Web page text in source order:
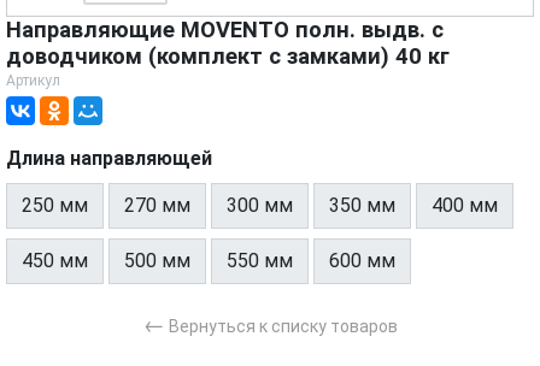
Направляющие MOVENTO полн. выдв. с
доводчиком (комплект с замками) 40 кг
Артикул
Длина направляющей
250 мм 270 мм 300 мм 350 мм 400 мм
450 мм 500 мм 550 мм 600 мм
← Вернуться к списку товаров